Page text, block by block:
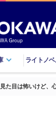
ライトノ
見た目は怖いけど、